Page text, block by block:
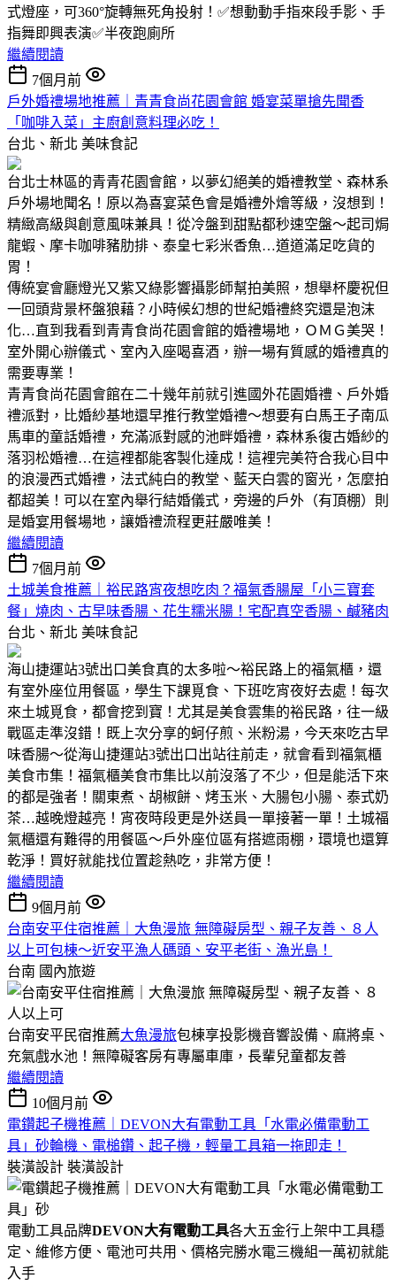
式燈座，可360°旋轉無死角投射！✅想動動手指來段手影、手
指舞即興表演✅半夜跑廁所
繼續閱讀
7個月前
戶外婚禮場地推薦｜青青食尚花園會館 婚宴菜單搶先聞香
「咖啡入菜」主廚創意料理必吃！
台北、新北 美味食記
台北士林區的青青花園會館，以夢幻絕美的婚禮教堂、森林系
戶外場地聞名！原以為喜宴菜色會是婚禮外燴等級，沒想到！
精緻高級與創意風味兼具！從冷盤到甜點都秒速空盤～起司焗
龍蝦、摩卡咖啡豬肋排、泰皇七彩米香魚…道道滿足吃貨的
胃！
傳統宴會廳燈光又紫又綠影響攝影師幫拍美照，想舉杯慶祝但
一回頭背景杯盤狼藉？小時候幻想的世紀婚禮終究還是泡沫
化…直到我看到青青食尚花園會館的婚禮場地，ＯＭＧ美哭！
室外開心辦儀式、室內入座喝喜酒，辦一場有質感的婚禮真的
需要專業！
青青食尚花園會館在二十幾年前就引進國外花園婚禮、戶外婚
禮派對，比婚紗基地還早推行教堂婚禮～想要有白馬王子南瓜
馬車的童話婚禮，充滿派對感的池畔婚禮，森林系復古婚紗的
落羽松婚禮…在這裡都能客製化達成！這裡完美符合我心目中
的浪漫西式婚禮，法式純白的教堂、藍天白雲的窗光，怎麼拍
都超美！可以在室內舉行結婚儀式，旁邊的戶外（有頂棚）則
是婚宴用餐場地，讓婚禮流程更莊嚴唯美！
繼續閱讀
7個月前
土城美食推薦｜裕民路宵夜想吃肉？福氣香腸屋「小三寶套
餐」燒肉、古早味香腸、花生糯米腸！宅配真空香腸、鹹豬肉
台北、新北 美味食記
海山捷運站3號出口美食真的太多啦～裕民路上的福氣櫃，還
有室外座位用餐區，學生下課覓食、下班吃宵夜好去處！每次
來土城覓食，都會挖到寶！尤其是美食雲集的裕民路，往一級
戰區走準沒錯！既上次分享的蚵仔煎、米粉湯，今天來吃古早
味香腸～從海山捷運站3號出口出站往前走，就會看到福氣櫃
美食市集！福氣櫃美食市集比以前沒落了不少，但是能活下來
的都是強者！關東煮、胡椒餅、烤玉米、大腸包小腸、泰式奶
茶…越晚燈越亮！宵夜時段更是外送員一單接著一單！土城福
氣櫃還有難得的用餐區～戶外座位區有搭遮雨棚，環境也還算
乾淨！買好就能找位置趁熱吃，非常方便！
繼續閱讀
9個月前
台南安平住宿推薦｜大魚漫旅 無障礙房型、親子友善、８人
以上可包棟～近安平漁人碼頭、安平老街、漁光島！
台南 國內旅遊
台南安平民宿推薦大魚漫旅包棟享投影機音響設備、麻將桌、
充氣戲水池！無障礙客房有專屬車庫，長輩兒童都友善
繼續閱讀
10個月前
電鑽起子機推薦｜DEVON大有電動工具「水電必備電動工
具」砂輪機、電槌鑽、起子機，輕量工具箱一拖即走！
裝潢設計 裝潢設計
電動工具品牌DEVON大有電動工具各大五金行上架中工具穩
定、維修方便、電池可共用、價格完勝水電三機組一萬初就能
入手